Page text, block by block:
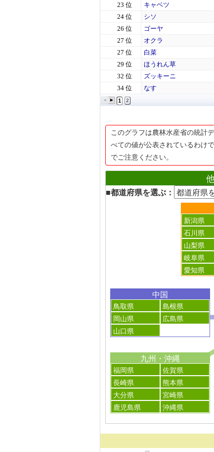
23 位
キャベツ
24 位
シソ
26 位
ゴーヤ
27 位
オクラ
27 位
白菜
29 位
ほうれん草
32 位
ズッキーニ
34 位
なす
1 2
このグラフは農林水産省の統計
べての値が公表されているわけ
でご注意ください。
■都道府県を選ぶ：
新潟県
石川県
山梨県
岐阜県
愛知県
中国
鳥取県
島根県
岡山県
広島県
山口県
九州・沖縄
福岡県
佐賀県
長崎県
熊本県
大分県
宮崎県
鹿児島県
沖縄県